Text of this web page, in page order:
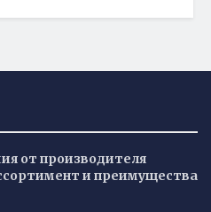
от производителя
и преимущества